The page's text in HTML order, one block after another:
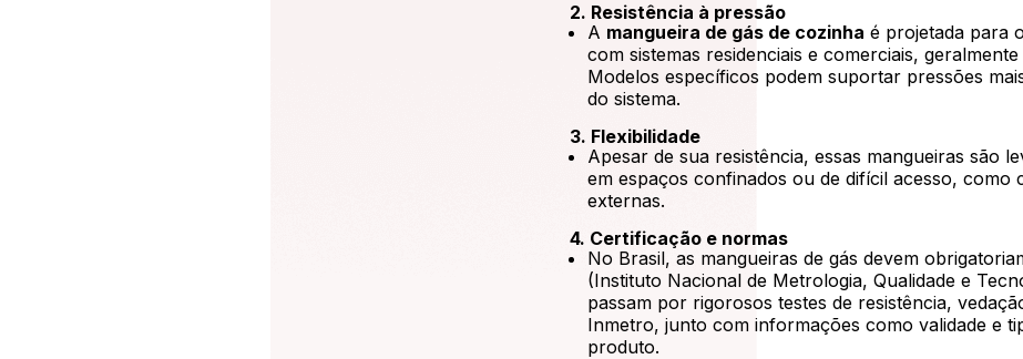
2. Resistência à pressão
A mangueira de gás de cozinha é projetada para
com sistemas residenciais e comerciais,
Modelos específicos podem suportar pressões
do sistema.
3. Flexibilidade
Apesar de sua resistência, essas mangueiras são
em espaços confinados ou de difícil acesso, como
externas.
4. Certificação e normas
No Brasil, as mangueiras de gás devem
(Instituto Nacional de Metrologia, Qualidade e
passam por rigorosos testes de resistência,
Inmetro, junto com informações como validade e
produto.